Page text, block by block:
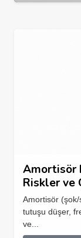
Amortisör
Riskler ve
Amortisör
tutuşu düşer,
ve...